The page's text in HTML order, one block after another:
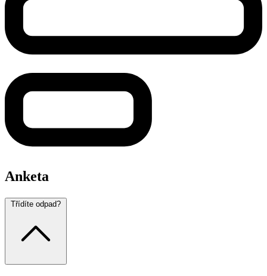
Anketa
Třídíte odpad?